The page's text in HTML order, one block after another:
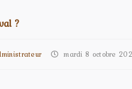
?
mardi 8 octobre